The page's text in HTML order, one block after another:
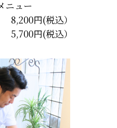
ニュー
円(税込）
円(税込）